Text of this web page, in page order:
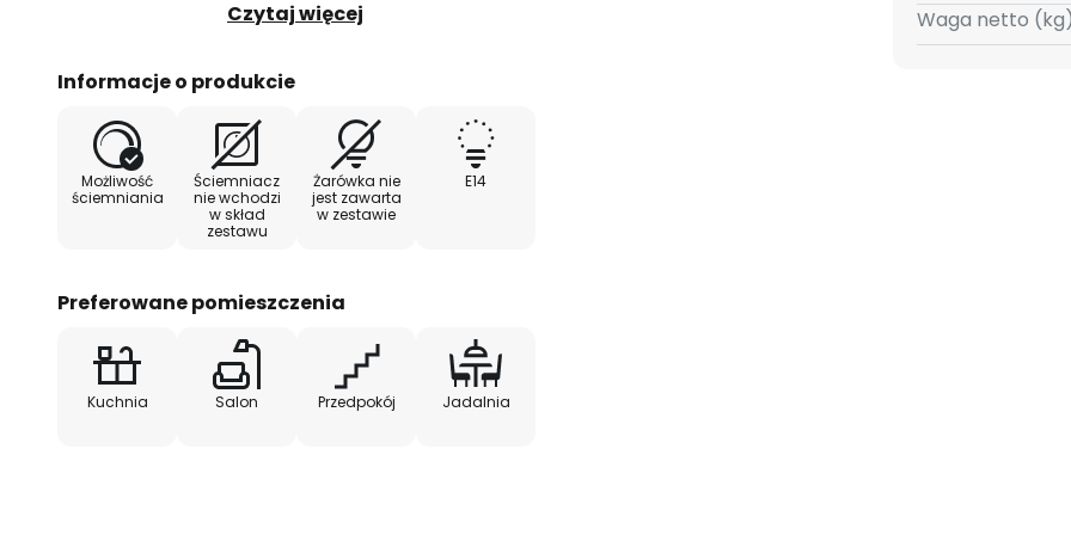
potrzeb. Idealne źródło światła do kuchni i jadalni!
Czytaj więcej
Informacje o produkcie
Możliwość
ściemniania
Ściemniacz
nie wchodzi
w skład
zestawu
Żarówka nie
jest zawarta
w zestawie
E14
Preferowane pomieszczenia
Kuchnia Salon Przedpokój Jadalnia
Waga netto